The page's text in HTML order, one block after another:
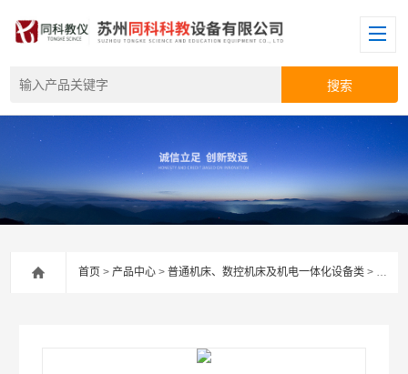
首页 >产品中心 >普通机床、数控机床及机电一体化设备类 > 教学